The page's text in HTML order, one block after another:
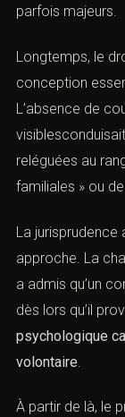
parfois majeurs.
Longtemps, le
conception
L’absence de
reléguées au
tensions
La
approche. La
cassation a
émotifou une
F
a
c
e
b
o
-
f
T
w
i
t
t
e